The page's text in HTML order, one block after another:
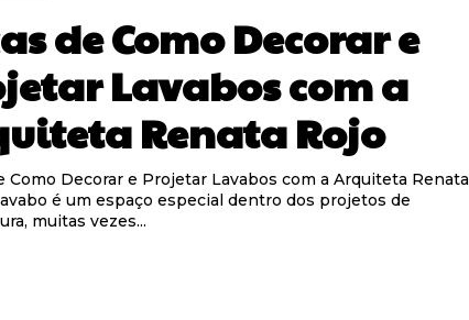
de Como Decorar e
Lavabos com a
Renata Rojo
Como Decorar e Projetar Lavabos com a Arquiteta Renata
muitas vezes...